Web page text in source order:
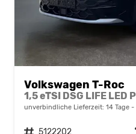
Volkswagen T-Roc
unverbindliche Lieferzeit: 14 Tage
Fahrzeugnr. 5122202